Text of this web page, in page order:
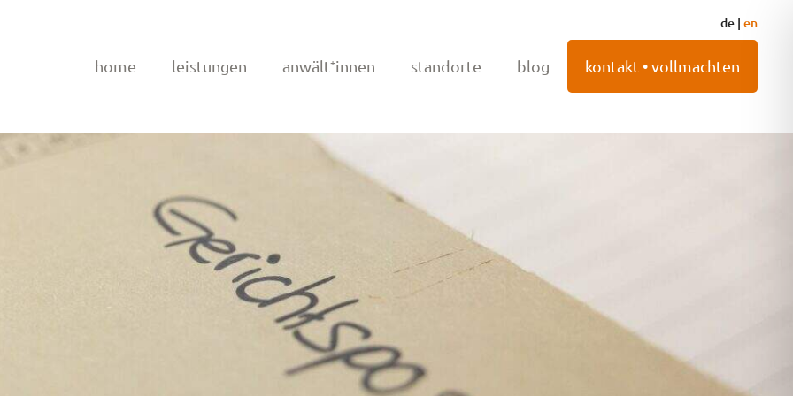
de | en
home leistungen anwält⁺innen standorte blog kontakt • vollmachten